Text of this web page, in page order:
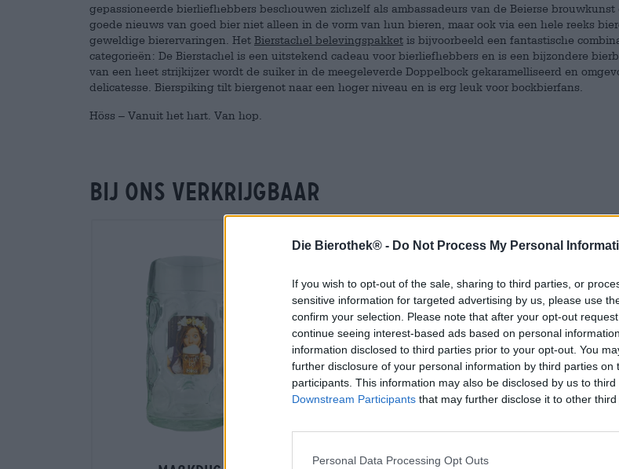
Die Bierothek® - Do Not Process My Personal
If you wish to opt-out of the sale, sharing to third parties, or
sensitive information for targeted advertising by us, please use
confirm your selection. Please note that after your opt-out
continue seeing interest-based ads based on personal
information disclosed to third parties prior to your opt-out. You
further disclosure of your personal information by third parties on
participants. This information may also be disclosed by us to
Downstream Participants that may further disclose it to other third
Personal Data Processing Opt Outs
gepassioneerde bierliefhebbers beschouwen zichzelf als ambassadeurs van de Beierse
goede nieuws van goed bier niet alleen in de vorm van hun bieren, maar ook via een hele reeks
geweldige bierervaringen. Het Bierstachel belevingspakket is bijvoorbeeld een fantastische
categorieën: De Bierstachel is een uitstekend cadeau voor bierliefhebbers en is een bijzondere
van een heet strijkijzer wordt de suiker in de meegeleverde Doppelbock gekaramelliseerd en
delicatesse. Bierspiking tilt biergenot naar een hoger niveau en is erg leuk voor bockbierfans.
Höss – Vanuit het hart. Van hop.
Bij ons verkrijgbaar